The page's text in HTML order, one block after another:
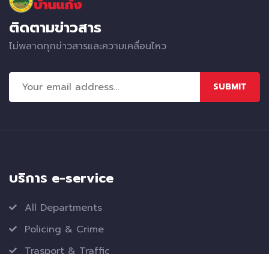
ติดตามข่าวสาร
ไม่พลาดทุกข่าวสารและความเคลื่อนไหว
SUBMIT
บริการ e-service
All Departments
Policing & Crime
Trasport & Traffic